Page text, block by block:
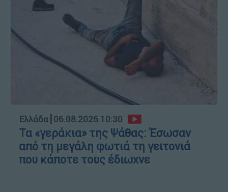
Ελλάδα┋06.08.2026 10:30
Τα «γεράκια» της Ψάθας: Έσωσαν
από τη μεγάλη φωτιά τη γειτονιά
που κάποτε τους έδιωχνε